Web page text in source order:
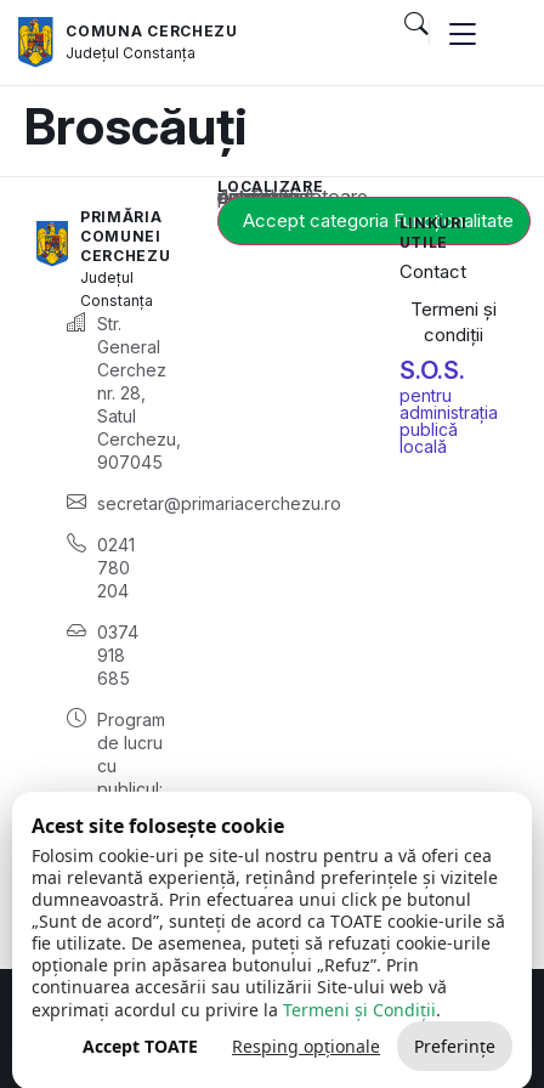
COMUNA CERCHEZU
JudețulConstanța
Broscăuți
PRIMĂRIA
COMUNEI
CERCHEZU
Județul
Constanța
Str.
General
Cerchez
nr. 28,
Satul
Cerchezu,
907045
secretar@primariacerchezu.ro
0241
780
204
0374
918
685
Program
de lucru
cu
publicul:
08:00 -
16:30
, vineri:
08:00 -
14:00
LOCALIZARE
Acest conținut este blocat până când acceptați categoria corespunzătoare de cookie-uri.
Accept categoria Funcționalitate
LINKURI
UTILE
Contact
Termeni și
condiții
S.O.S.
pentru
administrația
publică
locală
Comuna Cerchezu © 2026Toate drepturile rezervate
Concept realizat de Big Media Relații Publice SRL
Acest site folosește cookie
Folosim cookie-uri pe site-ul nostru pentru a vă oferi cea
mai relevantă experiență, reținând preferințele și vizitele
dumneavoastră. Prin efectuarea unui click pe butonul
„Sunt de acord”, sunteți de acord ca TOATE cookie-urile să
fie utilizate. De asemenea, puteți să refuzați cookie-urile
opționale prin apăsarea butonului „Refuz”. Prin
continuarea accesării sau utilizării Site-ului web vă
exprimați acordul cu privire la Termeni și Condiții.
Accept TOATE
Resping opționale Preferințe